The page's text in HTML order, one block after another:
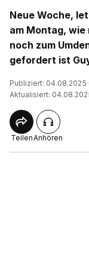
Neue Woche,
am Montag, wie
noch zum
gefordert ist
Publiziert: 04.08.2025
Aktualisiert:
TeilenAnhören